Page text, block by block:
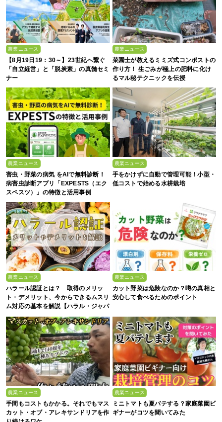
農業ニュース
【8月19日19：30～】23世紀へ繋ぐ
「自立経営」と「脱炭素」の真髄セミ
ナー
農業ニュース
菜園士が教えるミミズ式コンポストの
作り方！ 生ごみが極上の肥料に化け
るマル秘テクニックを伝授
農業ニュース
害虫・野菜の病気 をAIで無料診断！
病害虫診断アプリ「EXPESTS（エク
スペスツ）」の特徴と活用事例
農業ニュース
手をかけずに自動で管理可能！小型・
低コストで始める水耕栽培
農業ニュース
ハラール認証とは？ 取得のメリッ
ト・デメリット、今からできるムスリ
ム対応の基本を解説【ハラル・ジャパ
ン協会監修】
農業ニュース
カット野菜は危険なのか？噂の真相と
安心して食べるためのポイント
農業ニュース
手間もコストもかかる。それでもマス
カット・オブ・アレキサンドリアを作
農業ニュース
ミニトマトも夏バテする？家庭菜園ビ
ギナーがコツを聞いてみた